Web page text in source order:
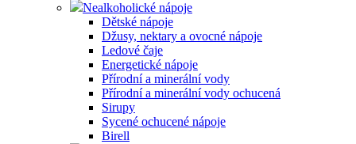
Nealkoholické nápoje
Dětské nápoje
Džusy, nektary a ovocné nápoje
Ledové čaje
Energetické nápoje
Přírodní a minerální vody
Přírodní a minerální vody ochucená
Sirupy
Sycené ochucené nápoje
Birell